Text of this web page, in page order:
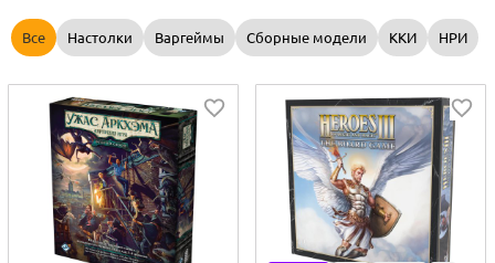
Все Настолки Варгеймы Сборные модели ККИ НРИ